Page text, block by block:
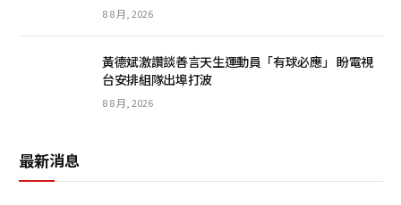
8 8 月, 2026
黃德斌激讚談善言天生運動員「有球必應」 盼電視
台安排組隊出埠打波
8 8 月, 2026
最新消息